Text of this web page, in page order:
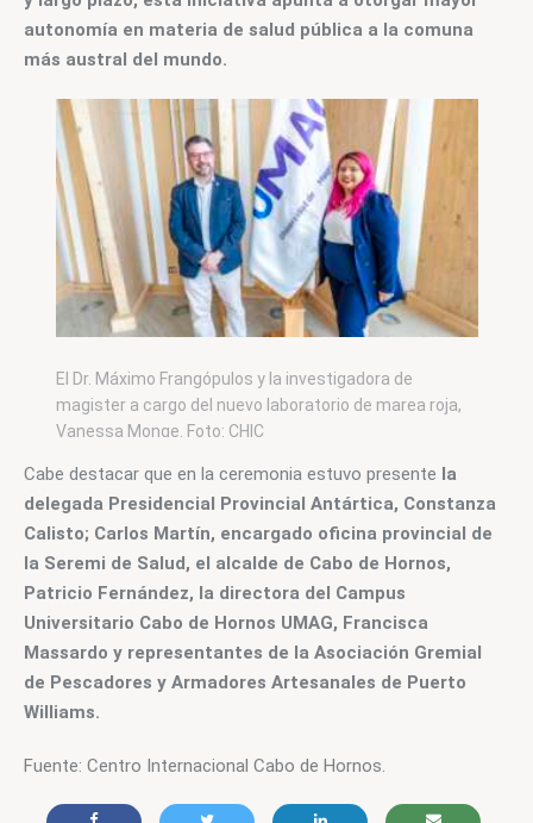
autonomía en materia de salud pública a la comuna
más austral del mundo.
El Dr. Máximo Frangópulos y la investigadora de
magister a cargo del nuevo laboratorio de marea roja,
Vanessa Monge. Foto: CHIC
Cabe destacar que en la ceremonia estuvo presente la
delegada Presidencial Provincial Antártica, Constanza
Calisto; Carlos Martín, encargado oficina provincial de
la Seremi de Salud, el alcalde de Cabo de Hornos,
Patricio Fernández, la directora del Campus
Universitario Cabo de Hornos UMAG, Francisca
Massardo y representantes de la Asociación Gremial
de Pescadores y Armadores Artesanales de Puerto
Williams.
Fuente: Centro Internacional Cabo de Hornos.